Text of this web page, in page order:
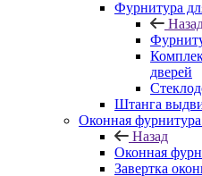
Фурнитура
дверей
Штанга
Оконная фурнитура
Назад
Оконная
Завертка